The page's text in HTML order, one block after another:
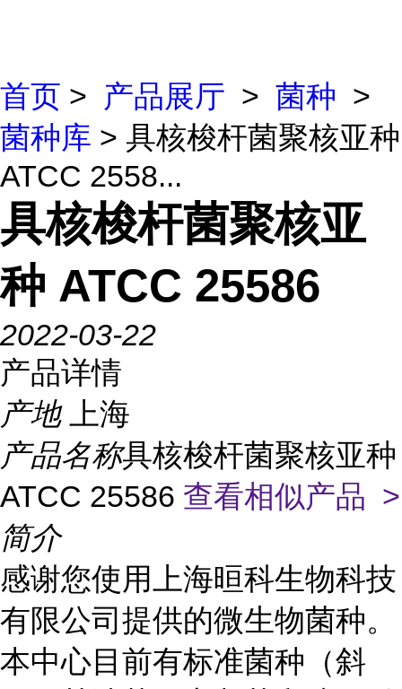
首页 > 产品展厅 > 菌种 >
菌种库 > 具核梭杆菌聚核亚种
ATCC 2558...
具核梭杆菌聚核亚
种 ATCC 25586
2022-03-22
产品详情
产地
上海
产品名称具核梭杆菌聚核亚种
ATCC 25586 查看相似产品 >
简介
感谢您使用上海晅科生物科技
有限公司提供的微生物菌种。
本中心目前有标准菌种（斜